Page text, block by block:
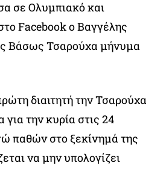
σε Ολυμπιακό και
Facebook ο Βαγγέλης
Βάσως Τσαρούχα μήνυμα
διαιτητή την Τσαρούχα
την κυρία στις 24
παθών στο ξεκίνημά της
να μην υπολογίζει